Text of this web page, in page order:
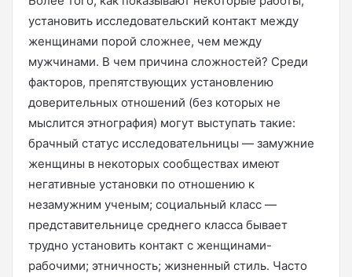
установить исследовательский контакт между
женщинами порой сложнее, чем между
мужчинами. В чем причина сложностей? Среди
факторов, препятствующих установлению
доверительных отношений (без которых не
мыслится этнография) могут выступать такие:
брачный статус исследовательницы — замужние
женщины в некоторых сообществах имеют
негативные установки по отношению к
незамужним ученым; социальный класс —
представительнице среднего класса бывает
трудно установить контакт с женщинами-
рабочими; этничность; жизненный стиль. Часто